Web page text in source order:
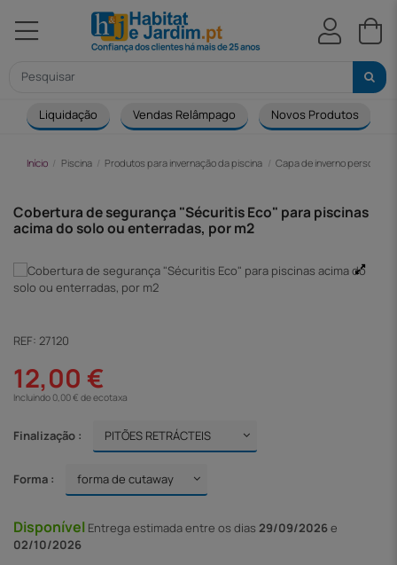
Liquidação Vendas Relâmpago Novos Produtos
Início Piscina Produtos para invernação da piscina Capa de inverno
Cobertura de segurança "Sécuritis Eco" para piscinas
acima do solo ou enterradas, por m2
REF: 27120
12,00 €
Incluindo 0,00 € de ecotaxa
Finalização :
Forma :
Disponível Entregaestimada entre os dias 29/09/2026e
02/10/2026